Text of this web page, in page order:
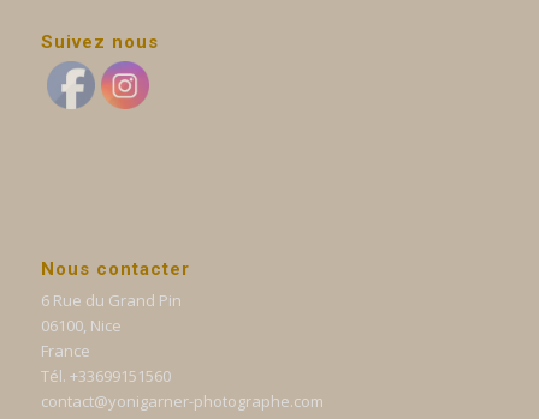
Suivez nous
Nous contacter
6 Rue du Grand Pin
06100, Nice
France
Tél. +33699151560
contact@yonigarner-photographe.com